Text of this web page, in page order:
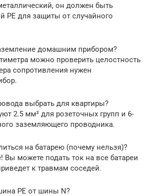
он должен быть
PE для защиты от случайного
домашним прибором?
можно проверить целостность
сопротивления нужен
выбрать для квартиры?
2.5 мм² для розеточных групп и 6-
заземляющего проводника.
на батарею (почему нельзя)?
Вы можете подать ток на все батареи
к травмам соседей.
PE от шины N?